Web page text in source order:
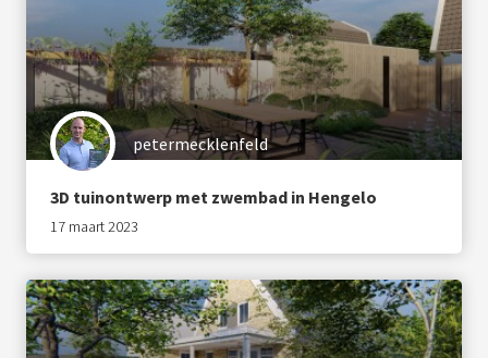
petermecklenfeld
3D tuinontwerp met zwembad in Hengelo
17 maart 2023